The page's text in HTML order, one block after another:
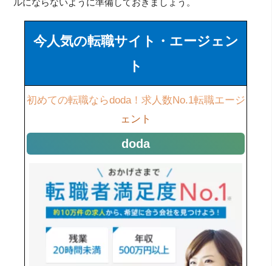
ルにならないように準備しておきましょう。
今人気の転職サイト・エージェン
ト
初めての転職ならdoda！求人数No.1転職エージ
ェント
doda